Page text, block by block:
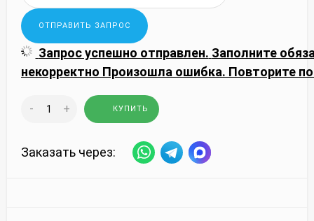
Запрос успешно отправлен. Заполните
некорректно Произошла ошибка. Повторите
- + КУПИТЬ
Заказать через: